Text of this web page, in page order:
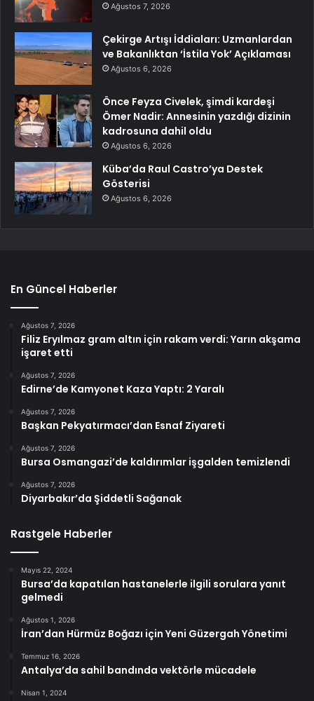
Ağustos 7, 2026
Çekirge Artışı İddiaları: Uzmanlardan
ve Bakanlıktan ‘İstila Yok’ Açıklaması
Ağustos 6, 2026
Önce Feyza Civelek, şimdi kardeşi
Ömer Nadir: Annesinin yazdığı dizinin
kadrosuna dahil oldu
Ağustos 6, 2026
Küba’da Raul Castro’ya Destek
Gösterisi
Ağustos 6, 2026
En Güncel Haberler
Ağustos 7, 2026
Filiz Eryılmaz gram altın için rakam verdi: Yarın akşama
işaret etti
Ağustos 7, 2026
Edirne’de Kamyonet Kaza Yaptı: 2 Yaralı
Ağustos 7, 2026
Başkan Pekyatırmacı’dan Esnaf Ziyareti
Ağustos 7, 2026
Bursa Osmangazi’de kaldırımlar işgalden temizlendi
Ağustos 7, 2026
Diyarbakır’da Şiddetli Sağanak
Rastgele Haberler
Mayıs 22, 2024
Bursa’da kapatılan hastanelerle ilgili sorulara yanıt
gelmedi
Ağustos 1, 2026
İran’dan Hürmüz Boğazı için Yeni Güzergah Yönetimi
Temmuz 16, 2026
Antalya’da sahil bandında vektörle mücadele
Nisan 1, 2024